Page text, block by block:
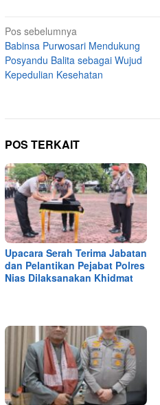
Navigasi
pos
Pos sebelumnya
Babinsa Purwosari Mendukung
Posyandu Balita sebagai Wujud
Kepedulian Kesehatan
POS TERKAIT
Upacara Serah Terima Jabatan
dan Pelantikan Pejabat Polres
Nias Dilaksanakan Khidmat